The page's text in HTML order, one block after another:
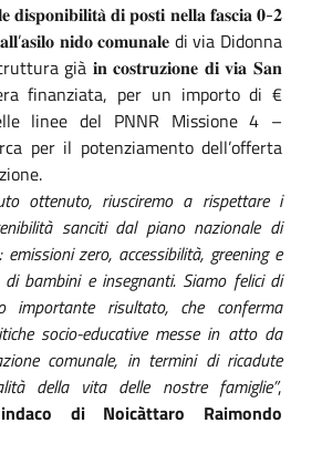
𝐝𝐢𝐬𝐩𝐨𝐧𝐢𝐛𝐢𝐥𝐢𝐭𝐚̀ 𝐝𝐢 𝐩𝐨𝐬𝐭𝐢 𝐧𝐞𝐥𝐥𝐚 𝐟𝐚𝐬𝐜𝐢𝐚 𝟎-𝟐
𝐧𝐢𝐝𝐨 𝐜𝐨𝐦𝐮𝐧𝐚𝐥𝐞 di via Didonna
già 𝐢𝐧 𝐜𝐨𝐬𝐭𝐫𝐮𝐳𝐢𝐨𝐧𝐞 𝐝𝐢 𝐯𝐢𝐚 𝐒𝐚𝐧
finanziata, per un importo di €
linee del PNNR Missione 4 –
per il potenziamento dell’offerta
.
ottenuto, riusciremo a rispettare i
sanciti dal piano nazionale di
zero, accessibilità, greening e
di bambini e insegnanti. Siamo felici di
importante risultato, che conferma
socio-educative messe in atto da
comunale, in termini di ricadute
della vita delle nostre famiglie”,
di Noicàttaro Raimondo